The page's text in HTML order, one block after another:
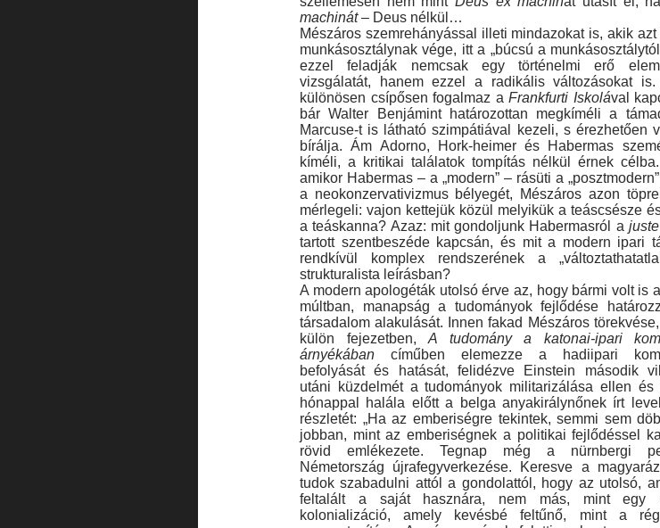
machinát– Deus nél­kül…
Mészáros szemrehányással illeti mindazokat is, akik azt
munkásosztálynak vége, itt a „búcsú a
ezzel feladják nemcsak egy történelmi erő
vizsgálatát, hanem ezzel a radikális változásokat
különösen csípősen fogalmaz a Frankfurti Iskolával
bár Walter Benjámint határozottan megkíméli a
Marcuse-t is látható szimpá­tiával kezeli, s érezhetően
bírálja. Ám Adorno, Hork-heimer és Habermas
kíméli, a kritikai találatok tompí­tás nélkül érnek
amikor Habermas – a „modern” – rá­süti a
a neokonzervativizmus bélyegét, Mé­száros azon
mérlegeli: vajon kettejük közül melyikük a teáscsésze
a teáskanna? Azaz: mit gondoljunk Habermasról a
tartott szentbeszéde kapcsán, és mit a mo­dern ipari
rendkívül komplex rendszerének a
strukturalista leírásban?
A modern apologéták utolsó érve az, hogy bármi volt is
múltban, manapság a tudományok fejlődése
társa­dalom alakulását. Innen fakad Mészáros
külön fejezetben, A tudomány a katonai-ipari
árnyékában cí­műben elemezze a hadiipari
befolyását és hatását, fel­idézve Einstein második
utáni küzdelmét a tudományok militarizálása ellen és
hónappal halála előtt a belga anyaki­rálynőnek írt
részletét: „Ha az emberiségre tekintek, semmi sem
jobban, mint az emberiségnek a politikai fej­lődéssel
rövid emlékezete. Tegnap még a nürnbergi
Németország újrafegyverkezése. Keresve a
tudok szabadulni attól a gondolattól, hogy az utolsó,
feltalált a saját hasznára, nem más, mint egy
kolonializáció, amely kevésbé feltűnő, mint a